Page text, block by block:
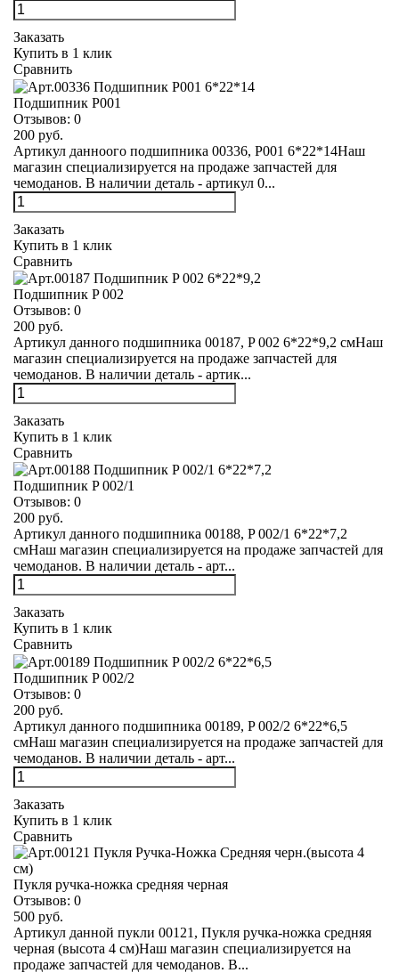
Заказать
Купить в 1 клик
Сравнить
Подшипник Р001
Отзывов: 0
200 руб.
Артикул данноого подшипника 00336, Р001 6*22*14Наш
магазин специализируется на продаже запчастей для
чемоданов. В наличии деталь - артикул 0...
Заказать
Купить в 1 клик
Сравнить
Подшипник P 002
Отзывов: 0
200 руб.
Артикул данного подшипника 00187, P 002 6*22*9,2 смНаш
магазин специализируется на продаже запчастей для
чемоданов. В наличии деталь - артик...
Заказать
Купить в 1 клик
Сравнить
Подшипник P 002/1
Отзывов: 0
200 руб.
Артикул данного подшипника 00188, P 002/1 6*22*7,2
смНаш магазин специализируется на продаже запчастей для
чемоданов. В наличии деталь - арт...
Заказать
Купить в 1 клик
Сравнить
Подшипник P 002/2
Отзывов: 0
200 руб.
Артикул данного подшипника 00189, P 002/2 6*22*6,5
смНаш магазин специализируется на продаже запчастей для
чемоданов. В наличии деталь - арт...
Заказать
Купить в 1 клик
Сравнить
Пукля ручка-ножка средняя черная
Отзывов: 0
500 руб.
Артикул данной пукли 00121, Пукля ручка-ножка средняя
черная (высота 4 см)Наш магазин специализируется на
продаже запчастей для чемоданов. В...